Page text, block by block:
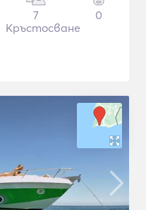
7
Кръстосване
0